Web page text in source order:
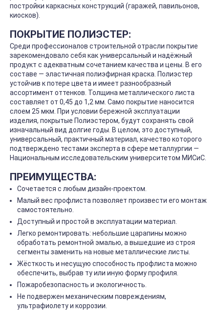
постройки каркасных конструкций (гаражей, павильонов,
киосков).
ПОКРЫТИЕ ПОЛИЭСТЕР:
Среди профессионалов строительной отрасли покрытие
зарекомендовало себя как универсальный и надёжный
продукт с адекватным сочетанием качества и цены. В его
составе — эластичная полиэфирная краска. Полиэстер
устойчив к потере цвета и имеет разнообразный
ассортимент оттенков. Толщина металлического листа
составляет от 0,45 до 1,2 мм. Само покрытие наносится
слоем 25 мкм. При условии бережной эксплуатации
изделия, покрытые Полиэстером, будут сохранять свой
изначальный вид долгие годы. В целом, это доступный,
универсальный, практичный материал, качество которого
подтверждено тестами эксперта в сфере металлургии —
Национальным исследовательским университетом МИСиС.
ПРЕИМУЩЕСТВА:
Сочетается с любым дизайн-проектом.
Малый вес профлиста позволяет произвести его монтаж
самостоятельно.
Доступный и простой в эксплуатации материал.
Легко ремонтировать: небольшие царапины можно
обработать ремонтной эмалью, а вышедшие из строя
сегменты заменить на новые металлические листы.
Жёсткость и несущую способность профлиста можно
обеспечить, выбрав ту или иную форму профиля.
Пожаробезопасность и экологичность.
Не подвержен механическим повреждениям,
ультрафиолету и коррозии.